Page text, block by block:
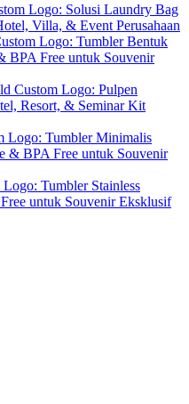
Logo: Solusi Laundry Bag
Villa, & Event Perusahaan
Logo: Tumbler Bentuk
BPA Free untuk Souvenir
Custom Logo: Pulpen
Resort, & Seminar Kit
Logo: Tumbler Minimalis
& BPA Free untuk Souvenir
Tumbler Stainless
untuk Souvenir Eksklusif